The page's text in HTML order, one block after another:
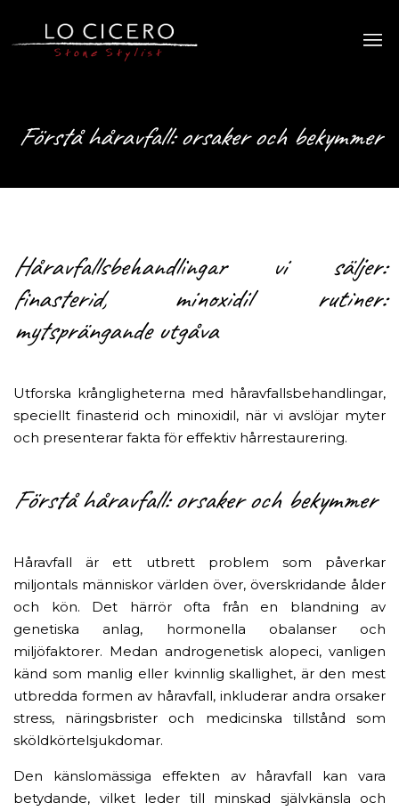
Förstå håravfall: orsaker och bekymmer
Håravfallsbehandlingar vi säljer:
finasterid, minoxidil rutiner:
mytsprängande utgåva
Utforska krångligheterna med håravfallsbehandlingar,
speciellt finasterid och minoxidil, när vi avslöjar myter
och presenterar fakta för effektiv hårrestaurering.
Förstå håravfall: orsaker och bekymmer
Håravfall är ett utbrett problem som påverkar
miljontals människor världen över, överskridande ålder
och kön. Det härrör ofta från en blandning av
genetiska anlag, hormonella obalanser och
miljöfaktorer. Medan androgenetisk alopeci, vanligen
känd som manlig eller kvinnlig skallighet, är den mest
utbredda formen av håravfall, inkluderar andra orsaker
stress, näringsbrister och medicinska tillstånd som
sköldkörtelsjukdomar.
Den känslomässiga effekten av håravfall kan vara
betydande, vilket leder till minskad självkänsla och